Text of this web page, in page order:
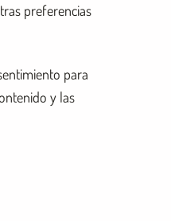
preferencias
para
y las